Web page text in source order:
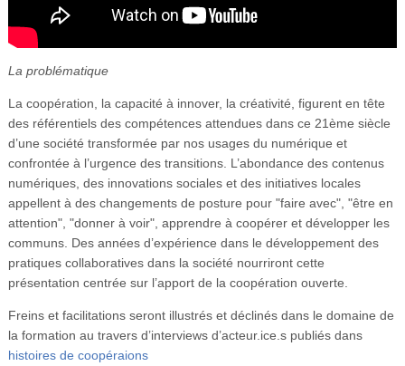
La problématique
La coopération, la capacité à innover, la créativité, figurent en tête
des référentiels des compétences attendues dans ce 21ème siècle
d’une société transformée par nos usages du numérique et
confrontée à l’urgence des transitions. L’abondance des contenus
numériques, des innovations sociales et des initiatives locales
appellent à des changements de posture pour "faire avec", "être en
attention", "donner à voir", apprendre à coopérer et développer les
communs. Des années d’expérience dans le développement des
pratiques collaboratives dans la société nourriront cette
présentation centrée sur l’apport de la coopération ouverte.
Freins et facilitations seront illustrés et déclinés dans le domaine de
la formation au travers d’interviews d’acteur.ice.s publiés dans
histoires de coopéraions